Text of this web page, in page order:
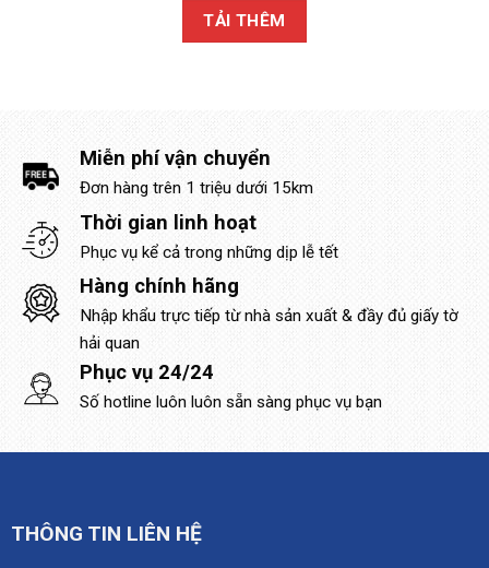
TẢI THÊM
Miễn phí vận chuyển
Đơn hàng trên 1 triệu dưới 15km
Thời gian linh hoạt
Phục vụ kể cả trong những dịp lễ tết
Hàng chính hãng
Nhập khẩu trực tiếp từ nhà sản xuất & đầy đủ giấy tờ
hải quan
Phục vụ 24/24
Số hotline luôn luôn sẵn sàng phục vụ bạn
THÔNG TIN LIÊN HỆ